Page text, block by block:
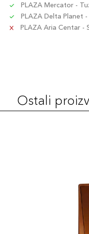
PLAZA Mercator -
PLAZA Delta Planet -
PLAZA Aria Centar -
Ostali